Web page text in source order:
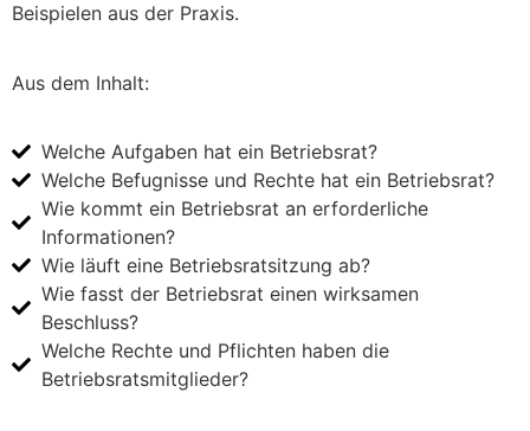
Beispielen aus der Praxis.
Aus dem Inhalt:
Welche Aufgaben hat ein Betriebsrat?
Welche Befugnisse und Rechte hat ein Betriebsrat?
Wie kommt ein Betriebsrat an erforderliche
Informationen?
Wie läuft eine Betriebsratsitzung ab?
Wie fasst der Betriebsrat einen wirksamen
Beschluss?
Welche Rechte und Pflichten haben die
Betriebsratsmitglieder?